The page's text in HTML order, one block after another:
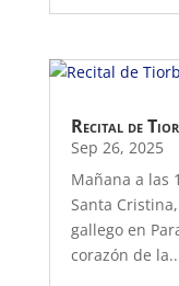
Recital de
Sep 26, 2025
Mañana a las
Santa
gallego en
corazón de